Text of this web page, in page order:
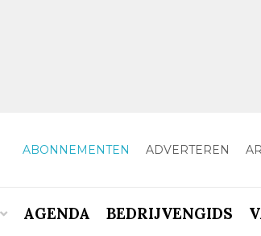
ABONNEMENTEN ADVERTEREN
AGENDA BEDRIJVENGIDS